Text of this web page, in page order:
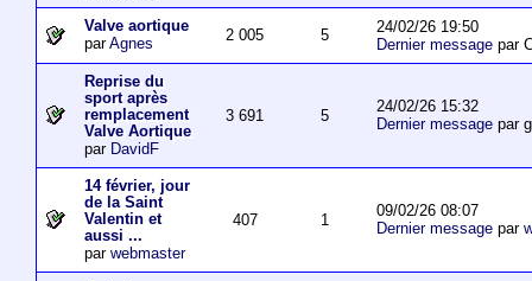
Valve aortique
parAgnes 2 005 5
24/02/26 19:50
Dernier messagepar
Reprise du
sport après
remplacement
Valve Aortique
par DavidF
3 691 5
24/02/26 15:32
Dernier messagepar
14 février, jour
de la Saint
Valentin et
aussi ...
par webmaster
407 1
09/02/26 08:07
Dernier messagepar